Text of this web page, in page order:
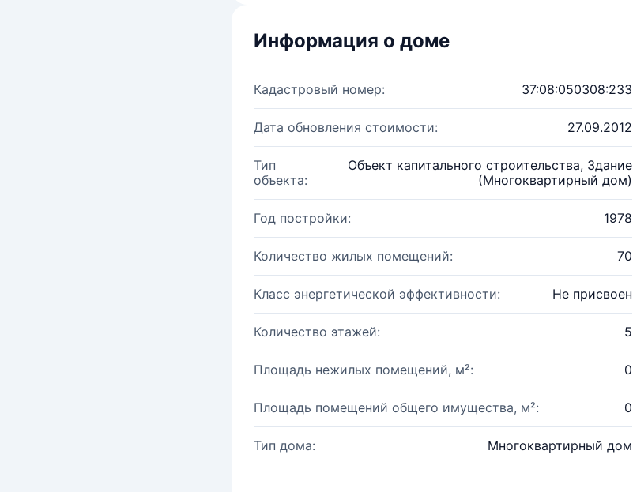
Информация о доме
Кадастровый номер: 37:08:050308:233
Дата обновления стоимости: 27.09.2012
Тип
объекта:
Объект капитального строительства, Здание
(Многоквартирный дом)
Год постройки: 1978
Количество жилых помещений: 70
Класс энергетической эффективности: Не присвоен
Количество этажей: 5
Площадь нежилых помещений, м²: 0
Площадь помещений общего имущества, м²: 0
Тип дома: Многоквартирный дом